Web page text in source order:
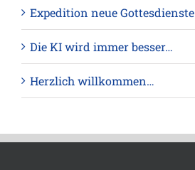
Expedition neue Gottesdienste
Die KI wird immer besser…
Herzlich willkommen…